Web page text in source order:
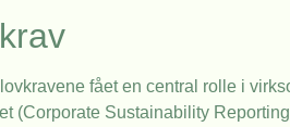
fået en central rolle i
Sustainability